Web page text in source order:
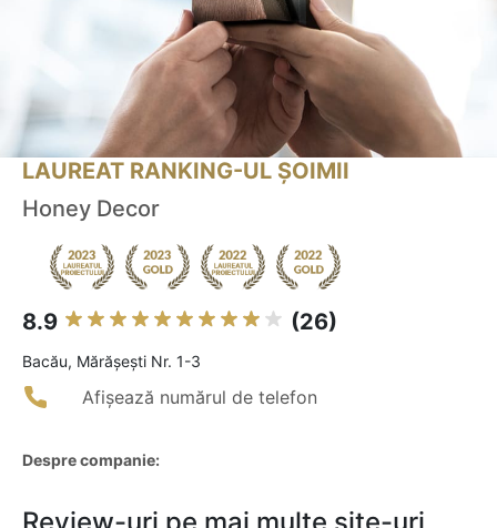
LAUREAT RANKING-UL ȘOIMII
Honey Decor
8.9 (26)
Bacău, Mărășești Nr. 1-3
Afișează numărul de telefon
Despre companie: